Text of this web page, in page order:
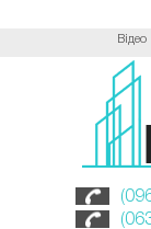
Відео